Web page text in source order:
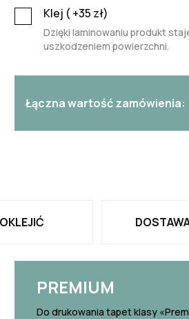
Klej ( +35 zł)
Dzięki laminowaniu produkt
uszkodzeniem powierzchni.
Łączna wartość zamówienia:
PREMIUM
Do drukowania tapet klasy